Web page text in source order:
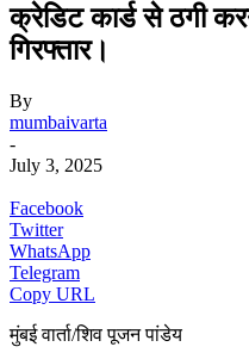
क्रेडिट कार्ड से ठगी
गिरफ्तार।
By
mumbaivarta
-
July 3, 2025
Facebook
Twitter
WhatsApp
Telegram
Copy URL
मुंबई वार्ता/शिव पूजन पांडेय